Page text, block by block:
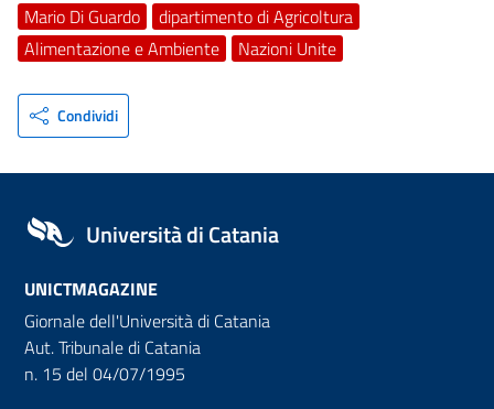
Mario Di Guardo
dipartimento di Agricoltura
Alimentazione e Ambiente
Nazioni Unite
Condividi
Università di Catania
UNICTMAGAZINE
Giornale dell'Università di Catania
Aut. Tribunale di Catania
n. 15 del 04/07/1995